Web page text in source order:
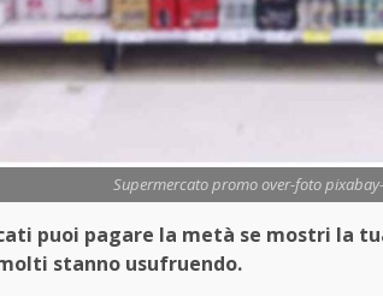
Supermercato promo over-foto
puoi pagare la metà se mostri la
stanno usufruendo.